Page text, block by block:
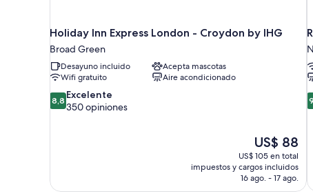
Holiday Inn Express London - Croydon by IHG
Broad Green
Desayuno incluido
Acepta mascotas
Wifi gratuito
Aire acondicionado
8.8
de
8,8 Excelente
350 opiniones
El
precio
actual
es
de
US$ 88
US$ 105 en total
impuestos y cargos incluidos
16 ago. - 17 ago.